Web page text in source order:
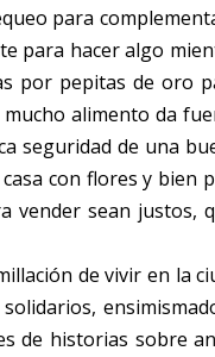
para
para hacer algo
por pepitas de oro
alimento da
seguridad de una
con flores y bien
sean justos,
de vivir en la
historias sobre